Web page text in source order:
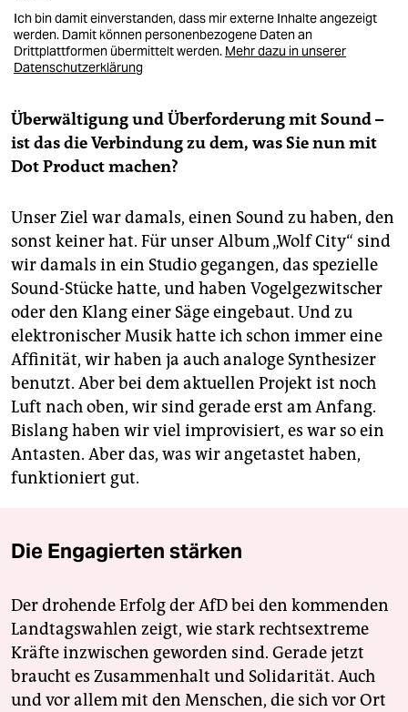
Ich bin damit einverstanden, dass mir externe Inhalte angezeigt
werden. Damit können personenbezogene Daten an
Drittplattformen übermittelt werden. Mehr dazu in unserer
Datenschutzerklärung
Überwältigung und Überforderung mit Sound –
ist das die Verbindung zu dem, was Sie nun mit
Dot Product machen?
Unser Ziel war damals, einen Sound zu haben, den
sonst keiner hat. Für unser Album „Wolf City“ sind
wir damals in ein Studio gegangen, das spezielle
Sound-Stücke hatte, und haben Vogelgezwitscher
oder den Klang einer Säge eingebaut. Und zu
elektronischer Musik hatte ich schon immer eine
Affinität, wir haben ja auch analoge Synthesizer
benutzt. Aber bei dem aktuellen Projekt ist noch
Luft nach oben, wir sind gerade erst am Anfang.
Bislang haben wir viel improvisiert, es war so ein
Antasten. Aber das, was wir angetastet haben,
funktioniert gut.
Die Engagierten stärken
Der drohende Erfolg der AfD bei den kommenden
Landtagswahlen zeigt, wie stark rechtsextreme
Kräfte inzwischen geworden sind. Gerade jetzt
braucht es Zusammenhalt und Solidarität. Auch
und vor allem mit den Menschen, die sich vor Ort